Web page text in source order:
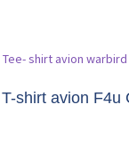
T-shirt avion F4u